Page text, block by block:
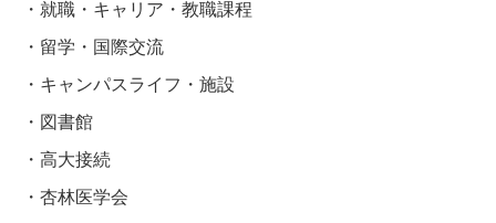
就職・キャリア・教職課程
留学・国際交流
キャンパスライフ・施設
図書館
高大接続
杏林医学会